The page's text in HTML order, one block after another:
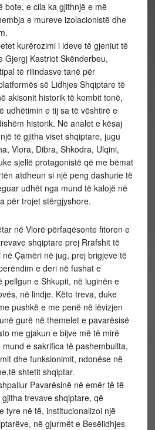
bote, e cila ka gjithnjë e më
e mureve izolacionistë dhe
kurërozimi i ideve të gjeniut të
Gjergj Kastriot Skënderbeu,
të rilindasve tanë për
së Lidhjes Shqiptare të
akisonit historik të kombit tonë,
udhëtimin e tij sa të vështirë e
historik. Në analet e kësaj
të gjitha viset shqiptare, jugu
Vlora, Dibra, Shkodra, Ulqini,
sjellë protagonistë që me bëmat
atdheun si një peng dashurie të
udhët nga mund të kalojë në
për trojet stërgjyshore.
në Vlorë përfaqësonte fitoren e
shqiptare prej Rrafshit të
Çamëri në jug, prej brigjeve të
e deri në fushat e
pellgun e Shkupit, në luginën e
në lindje. Këto treva, duke
pushkë e me penë në lëvizjen
gurë në themelet e pavarësisë
me gjakun e bijve më të mirë
e sakrifica të pashembullta,
dhe funksionimit, ndonëse në
shtetit shqiptar.
Pavarësinë në emër të të
trevave shqiptare, që
tyre në të, institucionalizoi një
në gjurmët e Besëlidhjes